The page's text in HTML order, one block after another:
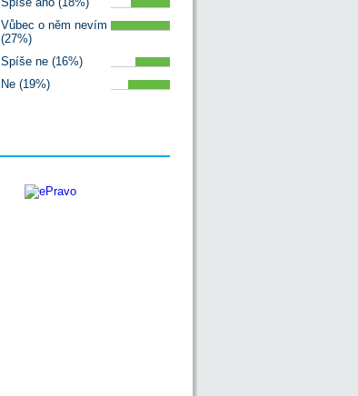
Vůbec o něm nevím
(27%)
Spíše ne (16%)
Ne (19%)